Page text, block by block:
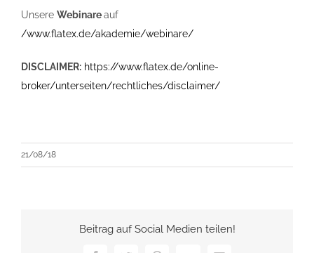
Unsere Webinareauf
/www.flatex.de/akademie/webinare/
DISCLAIMER: https://www.flatex.de/online-
broker/unterseiten/rechtliches/disclaimer/
21/08/18
Beitrag auf Social Medien teilen!